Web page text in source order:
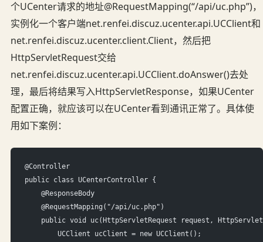
个UCenter请求的地址@RequestMapping(“/api/uc.php”)，
实例化一个客户端net.renfei.discuz.ucenter.api.UCClient和
net.renfei.discuz.ucenter.client.Client，然后把
HttpServletRequest交给
net.renfei.discuz.ucenter.api.UCClient.doAnswer()去处
理，最后将结果写入HttpServletResponse，如果UCenter
配置正确，就应该可以在UCenter看到通讯正常了。具体使
用如下案例：
@Controller
public class UCenterController {
    @ResponseBody
    @RequestMapping("/api/uc.php")
public void uc(HttpServletRequest request,
        UCClient ucClient = new UCClient();